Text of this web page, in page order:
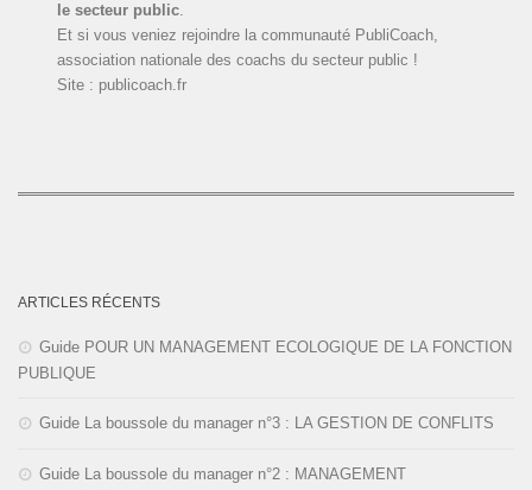
le secteur public.
Et si vous veniez rejoindre la communauté PubliCoach,
association nationale des coachs du secteur public !
Site : publicoach.fr
ARTICLES RÉCENTS
Guide POUR UN MANAGEMENT ECOLOGIQUE DE LA FONCTION
PUBLIQUE
Guide La boussole du manager n°3 : LA GESTION DE CONFLITS
Guide La boussole du manager n°2 : MANAGEMENT